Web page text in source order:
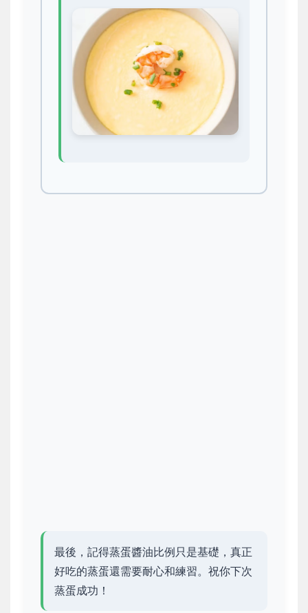
最後，記得蒸蛋醬油比例只是基礎，真正
好吃的蒸蛋還需要耐心和練習。祝你下次
蒸蛋成功！